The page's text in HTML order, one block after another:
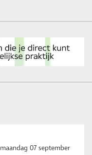
maandag 07 september